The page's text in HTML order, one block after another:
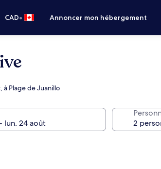
CAD• Annoncer mon hébergement
Plage de Juanillo